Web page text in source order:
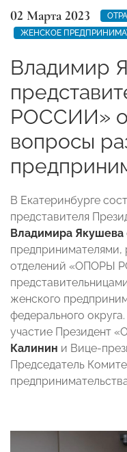
02 Марта 2023
ЖЕНСКОЕ
Владимир
РОССИИ»
вопросы
В Екатеринбурге
представителя
Владимира Якушева
предпринимателями,
отделений «ОПОРЫ
женского
федерального
участие Президент
Калинин и Вице-
Председатель